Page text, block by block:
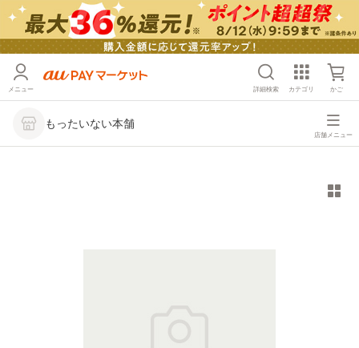
メニュー 詳細検索 カテゴリ かご
もったいない本舗
店舗メニュー